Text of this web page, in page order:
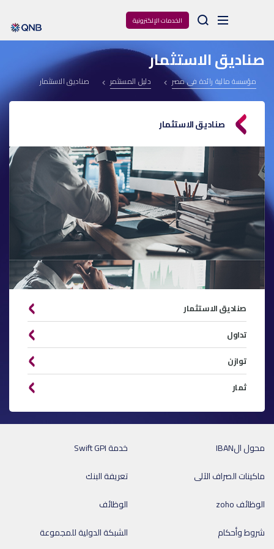
الخدمات الإلكترونية Arama
صناديق الاستثمار
مؤسسة مالية رائدة فى مصر دليل المستثمر صناديق الاستثمار
صناديق الاستثمار
صناديق الاستثمار
تداول
توازن
ثمار
خدمة Swift GPI
محول الIBAN
تعريفة البنك
ماكينات الصراف الآلى
الوظائف
الوظائف zoho
الشبكة الدولية للمجموعة
شروط وأحكام